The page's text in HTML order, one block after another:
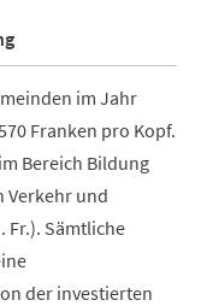
im Jahr
Franken pro Kopf.
Bereich Bildung
Verkehr und
Sämtliche
der investierten